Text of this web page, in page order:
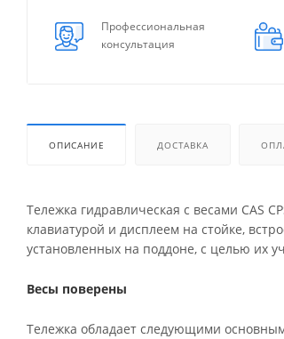
Профессиональная
консультация
ОПИСАНИЕ ДОСТАВКА
Тележка гидравлическая с весами CAS
клавиатурой и дисплеем на стойке,
установленных на поддоне, с целью их
Весы поверены
Тележка обладает следующими